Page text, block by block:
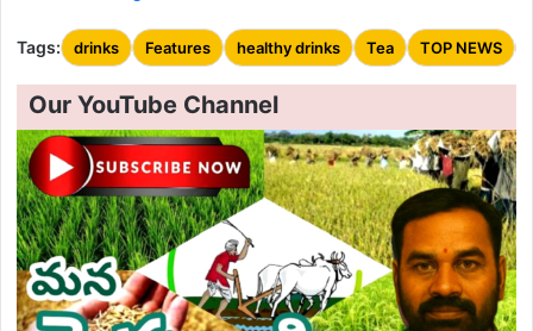
Tags: drinks Features healthy drinks Tea TOP NEWS
Our YouTube Channel